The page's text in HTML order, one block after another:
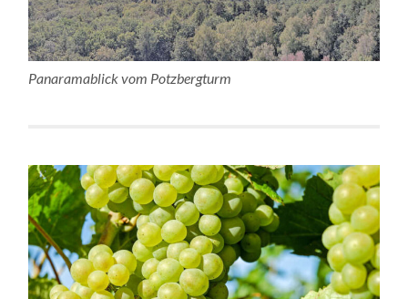
Panaramablick vom Potzbergturm